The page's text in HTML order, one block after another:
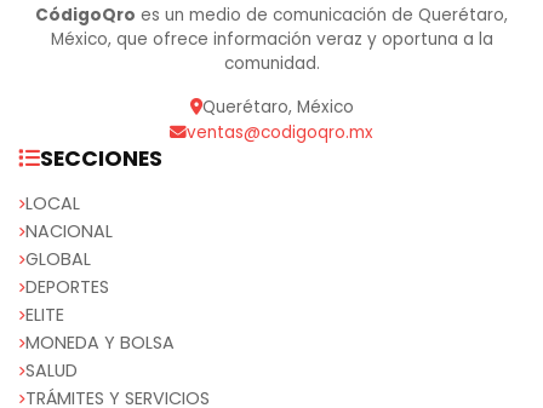
CódigoQro es un medio de comunicación de Querétaro,
México, que ofrece información veraz y oportuna a la
comunidad.
Querétaro, México
ventas@codigoqro.mx
SECCIONES
LOCAL
NACIONAL
GLOBAL
DEPORTES
ELITE
MONEDA Y BOLSA
SALUD
TRÁMITES Y SERVICIOS